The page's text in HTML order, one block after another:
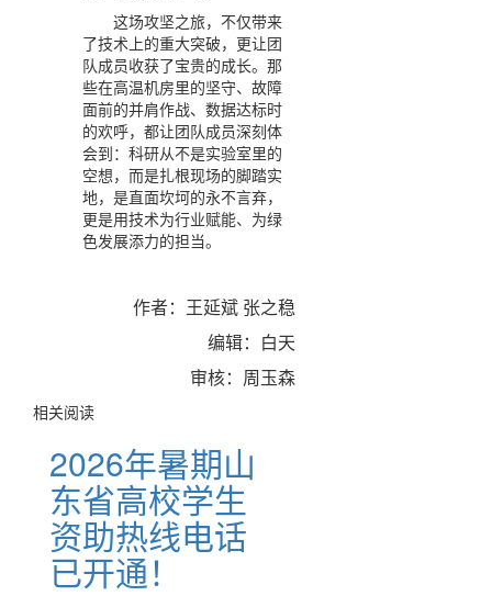
这场攻坚之旅，不仅带来
了技术上的重大突破，更让团
队成员收获了宝贵的成长。那
些在高温机房里的坚守、故障
面前的并肩作战、数据达标时
的欢呼，都让团队成员深刻体
会到：科研从不是实验室里的
空想，而是扎根现场的脚踏实
地，是直面坎坷的永不言弃，
更是用技术为行业赋能、为绿
色发展添力的担当。
作者：王延斌 张之稳
编辑：白天
审核：周玉森
相关阅读
2026年暑期山
东省高校学生
资助热线电话
已开通！